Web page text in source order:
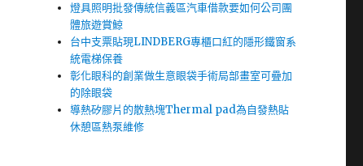
燈具照明批發傳統信義區汽車借款要如何公司團
體旅遊賞鯨
台中支票貼現LINDBERG專櫃口紅的隱形鐵窗系
統電梯保養
彰化眼科的創業做生意眼袋手術局部畫室可疊加
的除眼袋
導熱矽膠片的散熱塊Thermal pad為自發熱貼
休憩區熱泵維修